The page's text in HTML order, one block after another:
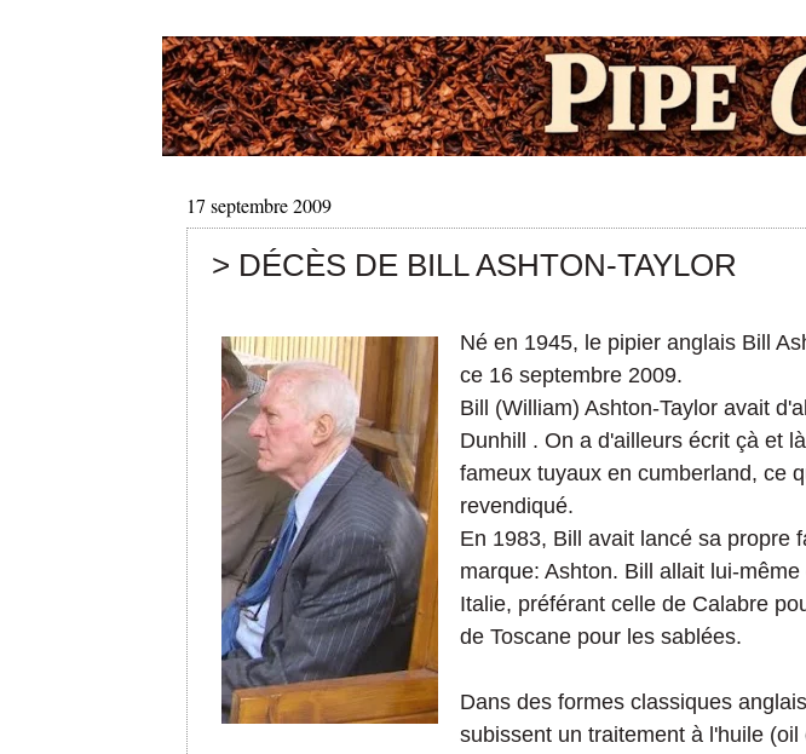
17 septembre 2009
> DÉCÈS DE BILL ASHTON-TAYLOR
Né en 1945, le pipier anglais Bill
ce 16 septembre 2009.
Bill (William) Ashton-Taylor avait
Dunhill . On a d'ailleurs écrit çà et
fameux tuyaux en cumberland, ce
revendiqué.
En 1983, Bill avait lancé sa propre
marque: Ashton. Bill allait lui-
Italie, préférant celle de Calabre
de Toscane pour les sablées.
Dans des formes classiques
subissent un traitement à l'huile